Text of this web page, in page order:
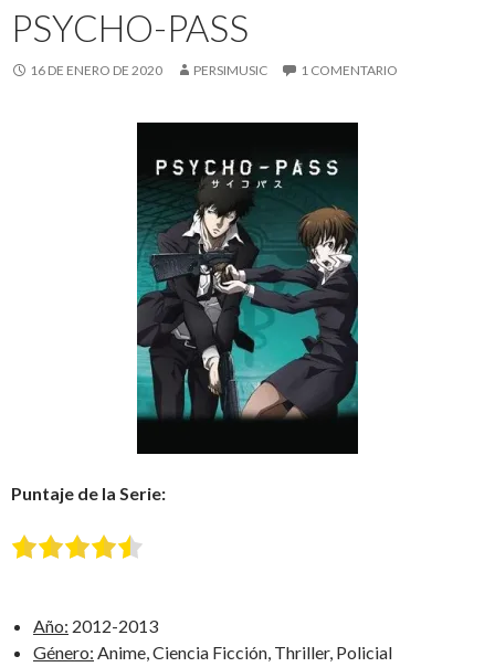
PSYCHO-PASS
16 DE ENERO DE 2020 PERSIMUSIC 1 COMENTARIO
Puntaje de la Serie:
Año: 2012-2013
Género: Anime, Ciencia Ficción, Thriller, Policial